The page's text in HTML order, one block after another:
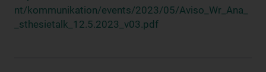
nt/kommunikation/events/2023/05/Aviso_Wr_Ana_
_sthesietalk_12.5.2023_v03.pdf